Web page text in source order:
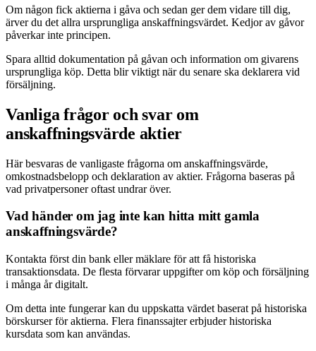
Om någon fick aktierna i gåva och sedan ger dem vidare till dig,
ärver du det allra ursprungliga anskaffningsvärdet. Kedjor av gåvor
påverkar inte principen.
Spara alltid dokumentation på gåvan och information om givarens
ursprungliga köp. Detta blir viktigt när du senare ska deklarera vid
försäljning.
Vanliga frågor och svar om
anskaffningsvärde aktier
Här besvaras de vanligaste frågorna om anskaffningsvärde,
omkostnadsbelopp och deklaration av aktier. Frågorna baseras på
vad privatpersoner oftast undrar över.
Vad händer om jag inte kan hitta mitt gamla
anskaffningsvärde?
Kontakta först din bank eller mäklare för att få historiska
transaktionsdata. De flesta förvarar uppgifter om köp och försäljning
i många år digitalt.
Om detta inte fungerar kan du uppskatta värdet baserat på historiska
börskurser för aktierna. Flera finanssajter erbjuder historiska
kursdata som kan användas.